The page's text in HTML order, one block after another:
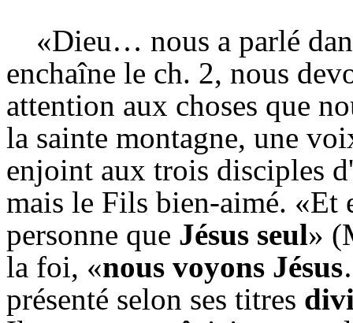
«Dieu… nous a parlé
enchaîne le ch. 2, nous
attention aux choses que
la sainte montagne, une
enjoint aux trois disciples
mais le Fils bien-aimé. «Et
personne que Jésus seul»
la foi, «nous voyons Jésus
présenté selon ses titres